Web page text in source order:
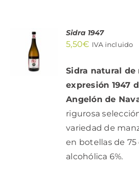
AÑADIR
AL
CARRITO
/
DETALLES
Sidra 1947
5,50€ IVA incluido
Sidra natural de
expresión 1947
Angelón de
rigurosa
variedad de
en botellas de 75
alcohólica 6%.